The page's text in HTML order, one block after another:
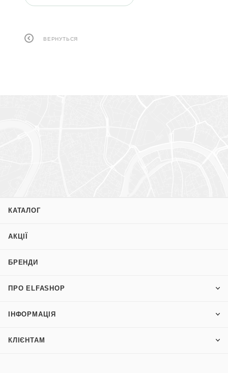
ВЕРНУТЬСЯ
КАТАЛОГ
АКЦІЇ
БРЕНДИ
ПРО ELFASHOP
ІНФОРМАЦІЯ
КЛІЄНТАМ